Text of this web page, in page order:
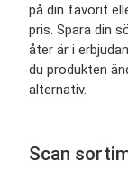
på din favorit
pris. Spara din
åter är i
du produkten
alternativ.
Scan